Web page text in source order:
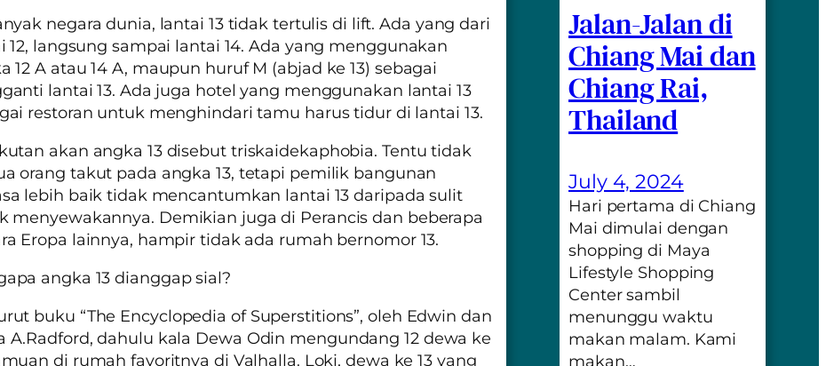
negara dunia, lantai 13 tidak tertulis di lift. Ada yang dari
12, langsung sampai lantai 14. Ada yang menggunakan
12 A atau 14 A, maupun huruf M (abjad ke 13) sebagai
lantai 13. Ada juga hotel yang menggunakan lantai 13
restoran untuk menghindari tamu harus tidur di lantai 13.
akan angka 13 disebut triskaidekaphobia. Tentu tidak
orang takut pada angka 13, tetapi pemilik bangunan
lebih baik tidak mencantumkan lantai 13 daripada sulit
menyewakannya. Demikian juga di Perancis dan beberapa
Eropa lainnya, hampir tidak ada rumah bernomor 13.
angka 13 dianggap sial?
buku “The Encyclopedia of Superstitions”, oleh Edwin dan
A.Radford, dahulu kala Dewa Odin mengundang 12 dewa ke
di rumah favoritnya di Valhalla. Loki, dewa ke 13 yang
Jalan-Jalan di
Chiang Mai dan
Chiang Rai,
Thailand
July 4, 2024
Hari pertama di Chiang
Mai dimulai dengan
shopping di Maya
Lifestyle Shopping
Center sambil
menunggu waktu
makan malam. Kami
makan…